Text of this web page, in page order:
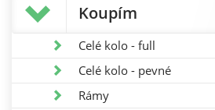
Koupím
Celé kolo - full
Celé kolo - pevné
Rámy